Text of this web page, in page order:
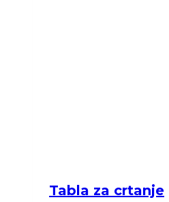
Tabla za crtanje